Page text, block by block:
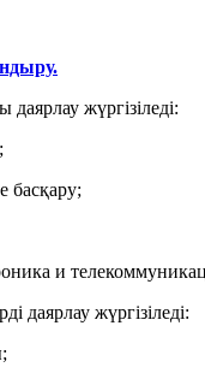
жүргізіледі:
басқару;
и
даярлау жүргізіледі: